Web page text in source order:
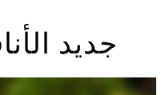
جديد